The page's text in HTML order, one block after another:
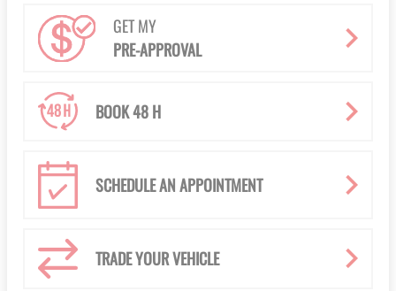
GET MY
PRE-APPROVAL
BOOK 48 H
SCHEDULE AN APPOINTMENT
TRADE YOUR VEHICLE